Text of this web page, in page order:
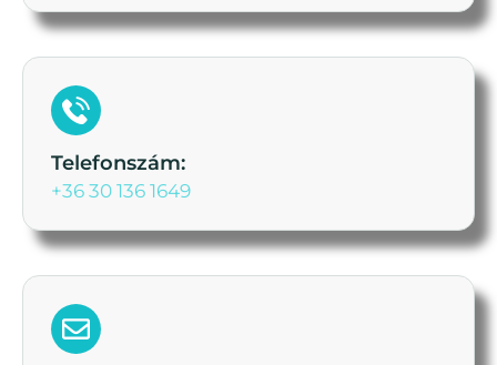
Telefonszám:
+36 30 136 1649